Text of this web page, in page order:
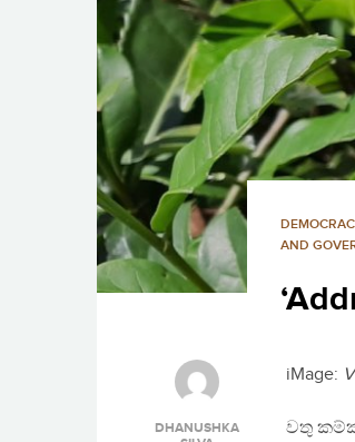
AND
DHANUSHKA
iMage:
වතු